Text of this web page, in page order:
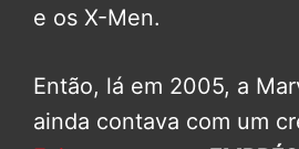
e os X-Men.
Então, lá em 2005, a
ainda contava com um